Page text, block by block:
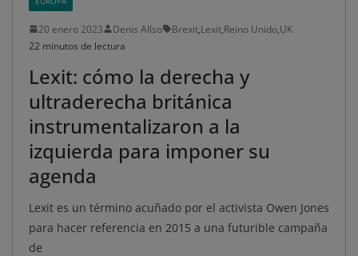
20 enero 2023 Denis Allso Brexit,Lexit,Reino Unido,UK
22 minutos de lectura
Lexit: cómo la derecha y
ultraderecha británica
instrumentalizaron a la
izquierda para imponer su
agenda
Lexit es un término acuñado por el activista Owen Jones
para hacer referencia en 2015 a una futurible campaña
de